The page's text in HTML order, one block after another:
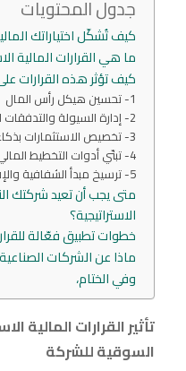
جدول المحتويات
كيف تُشكّل اختياراتك
ما هي القرارات المالية
كيف تؤثر هذه القرارات
1- تحسين هيكل رأس المال
2- إدارة السيولة والتدفقات النقدية
3- تخصيص الاستثمارات بذكاء
4- تبنّي أدوات التخطيط المالي والتحليل المتقدم
5- ترسيخ مبدأ الشفافية والإفصاح المالي
متى يجب أن تعيد شركتك
الاستراتيجية؟
خطوات تطبيق فعّالة
ماذا عن الشركات
وفي الختام،
تأثير القرارات المالية
السوقية للشركة